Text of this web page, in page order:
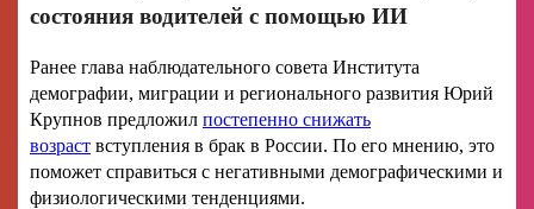
состояния водителей с помощью ИИ
Ранее глава наблюдательного совета Института
демографии, миграции и регионального развития Юрий
Крупнов предложил постепенно снижать
возраст вступления в брак в России. По его мнению, это
поможет справиться с негативными демографическими и
физиологическими тенденциями.